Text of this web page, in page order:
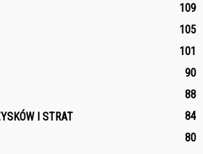
109
105
101
90
88
I STRAT
84
80